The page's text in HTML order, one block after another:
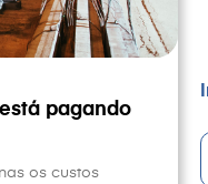
pagando
os custos